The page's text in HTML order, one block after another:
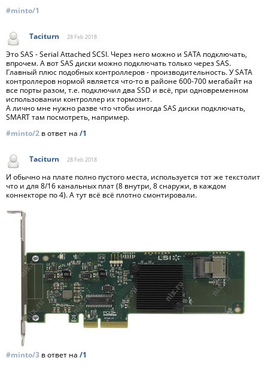
#minto/1
Taciturn 28 Feb 2018
Это SAS - Serial Attached SCSI. Через него можно и SATA подключать,
впрочем. А вот SAS диски можно подключать только через SAS.
Главный плюс подобных контроллеров - производительность. У SATA
контроллеров нормой является что-то в районе 600-700 мегабайт на
все порты разом, т.е. подключил два SSD и всё, при одновременном
использовании контроллер их тормозит.
А лично мне нужно разве что чтобы иногда SAS диски подключать,
SMART там посмотреть, например.
#minto/2 в ответ на /1
Taciturn 28 Feb 2018
И обычно на плате полно пустого места, используется тот же текстолит
что и для 8/16 канальных плат (8 внутри, 8 снаружи, в каждом
коннекторе по 4). А тут всё всё плотно смонтировали.
#minto/3 в ответ на /1